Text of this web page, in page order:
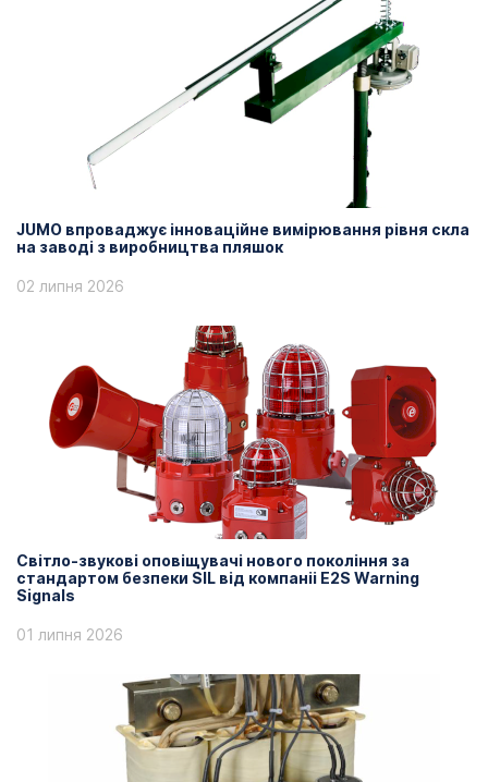
JUMO впроваджує інноваційне вимірювання рівня скла
на заводі з виробництва пляшок
02 липня 2026
Світло-звукові оповіщувачі нового покоління за
стандартом безпеки SIL від компаніі E2S Warning
Signals
01 липня 2026